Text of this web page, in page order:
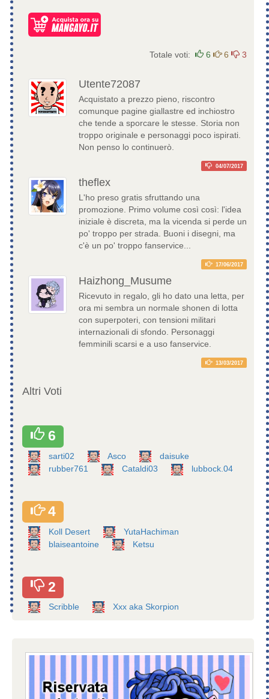
Totale voti: 6 6 3
Utente72087
Acquistato a prezzo pieno, riscontro
comunque pagine giallastre ed inchiostro
che tende a sporcare le stesse. Storia non
troppo originale e personaggi poco ispirati.
Non penso lo continuerò.
04/07/2017
theflex
L'ho preso gratis sfruttando una
promozione. Primo volume così così: l'idea
iniziale è discreta, ma la vicenda si perde un
po' troppo per strada. Buoni i disegni, ma
c'è un po' troppo fanservice...
17/06/2017
Haizhong_Musume
Ricevuto in regalo, gli ho dato una letta, per
ora mi sembra un normale shonen di lotta
con superpoteri, con tensioni militari
internazionali di sfondo. Personaggi
femminili scarsi e a uso fanservice.
13/03/2017
Altri Voti
6
sarti02 Asco
daisuke
rubber761
Cataldi03 lubbock.04
4
Koll Desert
YutaHachiman
blaiseantoine
Ketsu
2
Scribble Xxx aka Skorpion